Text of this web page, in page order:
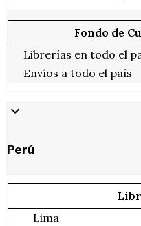
Fondo de
Librerías en todo el
Envíos a todo el país
Perú
Lima